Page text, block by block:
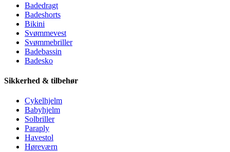
Badedragt
Badeshorts
Bikini
Svømmevest
Svømmebriller
Badebassin
Badesko
Sikkerhed & tilbehør
Cykelhjelm
Babyhjelm
Solbriller
Paraply
Havestol
Høreværn